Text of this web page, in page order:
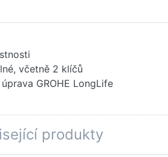
včetně 2 klíčů
GROHE LongLife
produkty